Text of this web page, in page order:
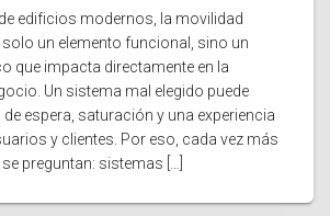
edificios modernos, la movilidad
un elemento funcional, sino un
que impacta directamente en la
Un sistema mal elegido puede
espera, saturación y una experiencia
y clientes. Por eso, cada vez más
preguntan: sistemas […]